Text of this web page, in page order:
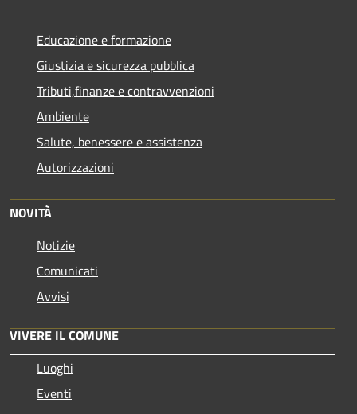
Educazione e formazione
Giustizia e sicurezza pubblica
Tributi,finanze e contravvenzioni
Ambiente
Salute, benessere e assistenza
Autorizzazioni
NOVITÀ
Notizie
Comunicati
Avvisi
VIVERE IL COMUNE
Luoghi
Eventi